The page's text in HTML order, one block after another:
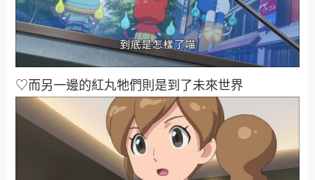
♡而另一邊的紅丸牠們則是到了未來世界